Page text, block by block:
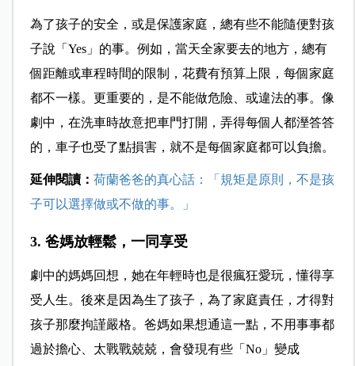
為了孩子的安全，或是保護家庭，總有些不能隨便對孩
子說「Yes」的事。例如，當天全家要去的地方，總有
個距離或車程時間的限制，花費有預算上限，每個家庭
都不一樣。更重要的，是不能做危險、或違法的事。像
劇中，在洗車時故意把車門打開，弄得每個人都溼答答
的，車子也受了點損害，就不是每個家庭都可以負擔。
延伸閱讀： 荷蘭爸爸的真心話：「規矩是原則，不是孩
子可以選擇做或不做的事。」
3. 爸媽放輕鬆，一同享受
劇中的媽媽回想，她在年輕時也是很瘋狂愛玩，懂得享
受人生。後來是因為生了孩子，為了家庭責任，才得對
孩子那麼拘謹嚴格。爸媽如果想通這一點，不用事事都
過於擔心、太戰戰兢兢，會發現有些「No」變成